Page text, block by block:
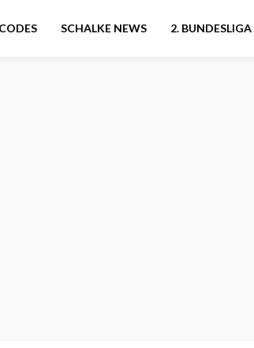
SCHALKE NEWS 2. BUNDESLIGA